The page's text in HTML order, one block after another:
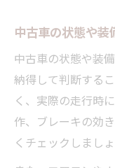
中古車の状態や
中古車の状態や装
納得して判断する
く、実際の走行時
作、ブレーキの効
くチェックしましょ